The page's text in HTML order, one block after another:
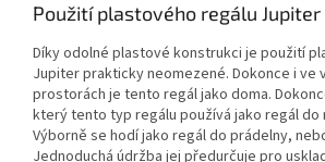
Použití plastového regálu Jupiter
Díky odolné plastové konstrukci je použití
Jupiter prakticky neomezené. Dokonce i ve
prostorách je tento regál jako doma.
který tento typ regálu používá jako regál do
Výborně se hodí jako regál do prádelny,
Jednoduchá údržba jej předurčuje pro